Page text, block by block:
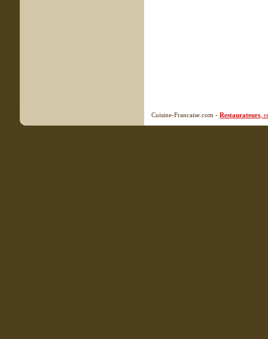
Cuisine-Francaise.com - Restaurateurs ,